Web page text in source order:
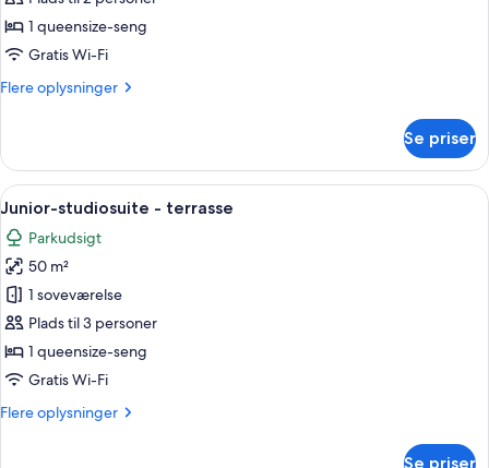
-
terrasse
1 queensize-seng
Gratis Wi-Fi
Flere oplysninger
Flere
værelse
terrasse
Se priser
Indlæs
alle
billeder
af
Junior-
studiosuite
-
terrasse
Et bord med en lampe, isspande og
12
Junior-studiosuite - terrasse
Parkudsigt
50 m²
1 soveværelse
Plads til 3 personer
1 queensize-seng
Gratis Wi-Fi
Flere oplysninger
Flere
Se priser